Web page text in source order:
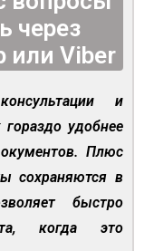
через
или Viber
и
удобнее
Плюс
сохраняются в
быстро
когда это